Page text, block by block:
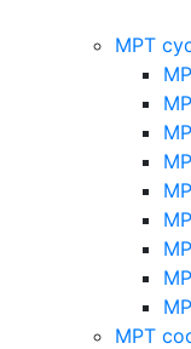
МРТ
МРТ